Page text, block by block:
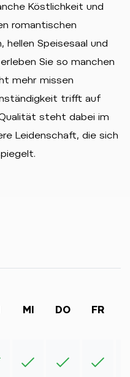
Köstlichkeit und
romantischen
hellen Speisesaal und
Sie so manchen
mehr missen
trifft auf
steht dabei im
Leidenschaft, die sich
MI DO FR